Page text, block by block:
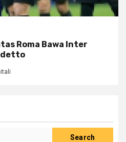
Roma Bawa Inter
Search